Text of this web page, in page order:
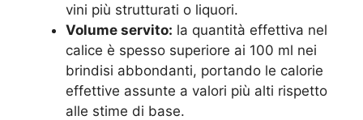
vini più strutturati o liquori.
Volume servito: la quantità effettiva nel
calice è spesso superiore ai 100 ml nei
brindisi abbondanti, portando le calorie
effettive assunte a valori più alti rispetto
alle stime di base.